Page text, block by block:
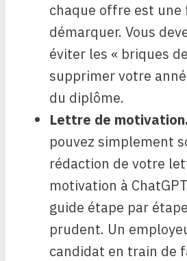
chaque offre est une
démarquer. Vous
éviter les « briques
supprimer votre
du diplôme.
Lettre de motivation.
pouvez simplement
rédaction de votre
motivation à
guide étape par
prudent. Un
candidat en train de